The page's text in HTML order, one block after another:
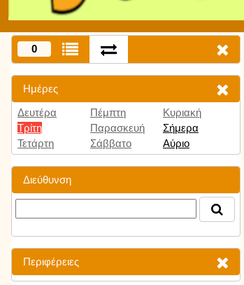
0
Ημέρες
Δευτέρα
Τρίτη
Τετάρτη
Πέμπτη
Παρασκευή
Σάββατο
Κυριακή
Σήμερα
Αύριο
Διεύθυνση
Περιφέρειες